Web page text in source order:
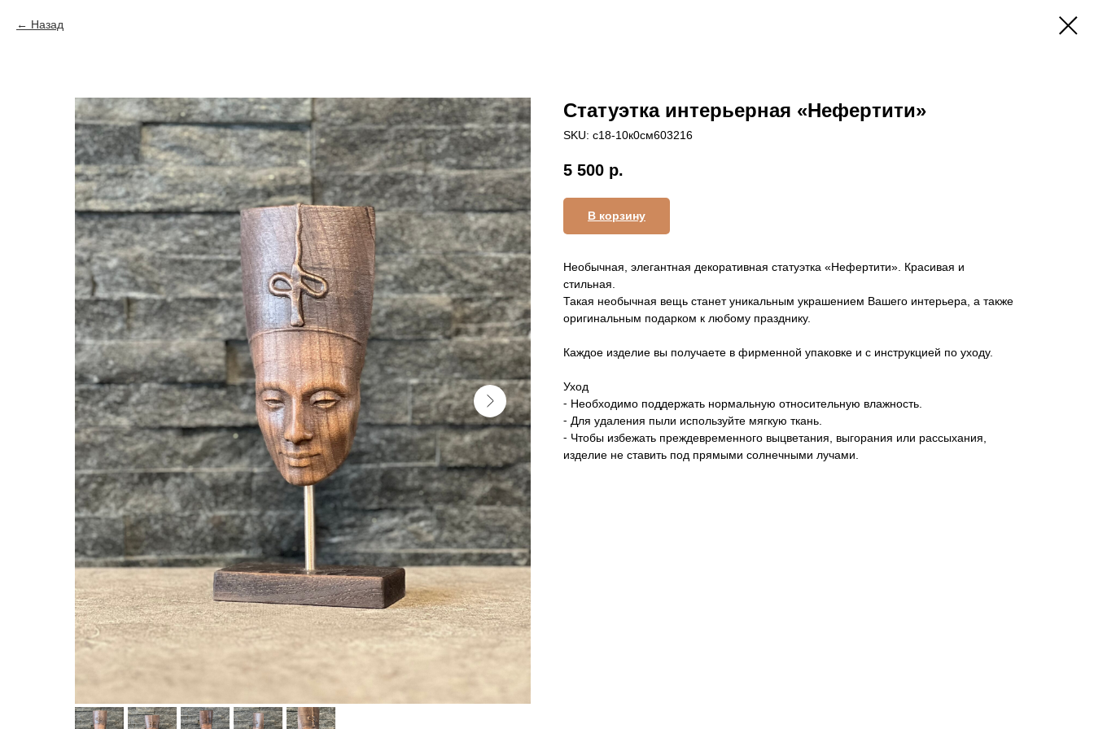
Назад
Статуэтка интерьерная «Нефертити»
SKU: с18-10к0см603216
5 500 р.
В корзину
Необычная, элегантная декоративная статуэтка «Нефертити». Красивая и
стильная.
Такая необычная вещь станет уникальным украшением Вашего интерьера, а также
оригинальным подарком к любому празднику.
Каждое изделие вы получаете в фирменной упаковке и с инструкцией по уходу.
Уход
⁃ Необходимо поддержать нормальную относительную влажность.
⁃ Для удаления пыли используйте мягкую ткань.
⁃ Чтобы избежать преждевременного выцветания, выгорания или рассыхания,
изделие не ставить под прямыми солнечными лучами.